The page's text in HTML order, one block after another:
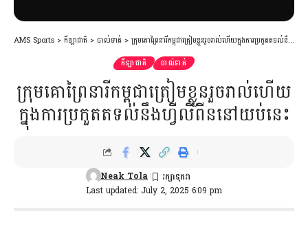
AMS Sports > កីឡាជាតិ > បាល់ទាត់ > ក្រុមគោព្រៃនារីកម្ពុជាត្រៀមខ្លួនរួចរាល់ហើយក្នុងការប្រកួតតទល់នឹងហ្វីលីពីននៅយប់នេះ
កីឡាជាតិ បាល់ទាត់
ក្រុមគោព្រៃនារីកម្ពុជាត្រៀមខ្លួនរួចរាល់ហើយ
ក្នុងការប្រកួតតទល់នឹងហ្វីលីពីននៅយប់នេះ
Last updated: July 2, 2025 6:09 pm
Neak Tola